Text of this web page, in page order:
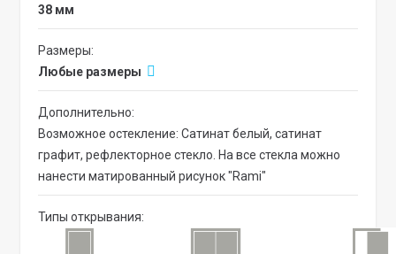
38 мм
Размеры:
Любые размеры
Дополнительно:
Возможное остекление: Сатинат белый, сатинат
графит, рефлекторное стекло. На все стекла можно
нанести матированный рисунок "Rami"
Типы открывания: